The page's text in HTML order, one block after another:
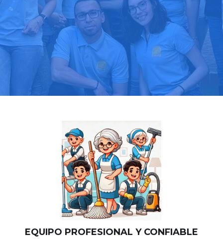
Llama hoy: 919 03 52 24
Más de 1000 clientes confían en nosotros
⭐⭐⭐⭐⭐
EQUIPO PROFESIONAL Y CONFIABLE